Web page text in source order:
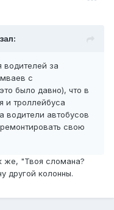
водителей за
с
было давно), что в
и троллейбуса
водители автобусов
свою
же, "Твоя сломана?
другой колонны.